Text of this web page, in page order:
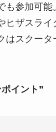
も参加可能
ヒザスライ
はスクータ
イント”